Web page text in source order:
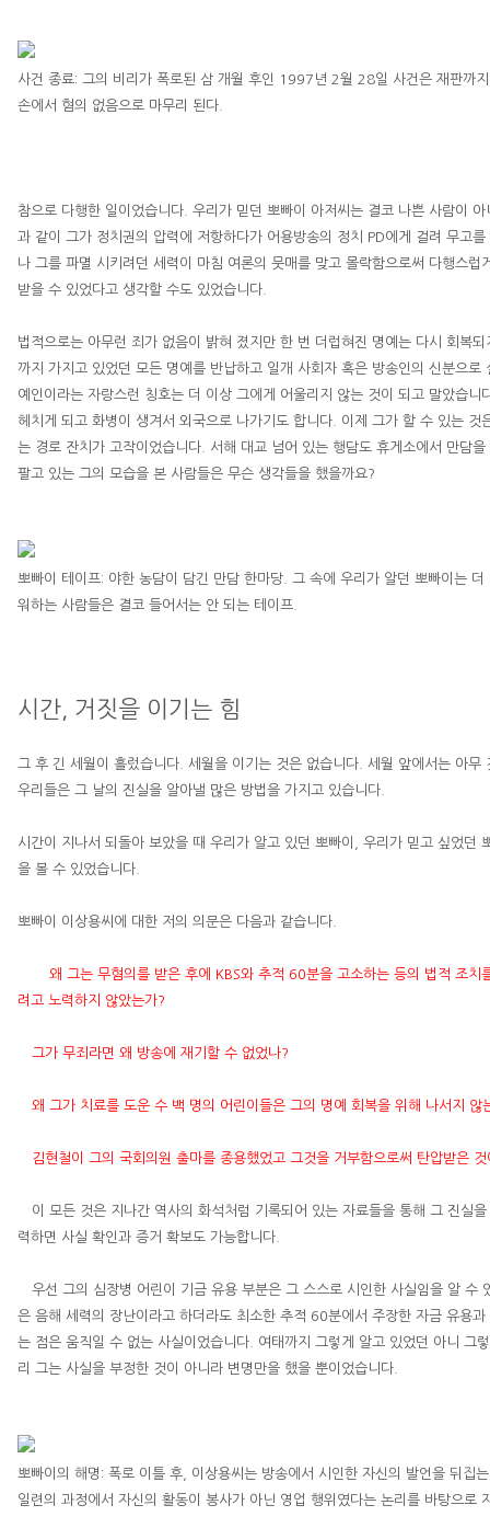
사건 종료: 그의 비리가 폭로된 삼 개월 후인 1997 년 2월 28일 사건은 재판까
손에서 혐의 없음으로 마무리 된다
참으로 다행한 일이었습니다
우리가 믿던 뽀빠이 아저씨는 결코 나쁜 사람이 아
과 같이 그가 정치권의 압력에 저항하다가 어용방송의 정치
PD에게 걸려 무고
나 그를 파멸 시키려던 세력이 마침 여론의 뭇매를 맞고 몰락함으로써 다행스럽
받을 수 있었다고 생각할 수도 있었습니다
법적으로는 아무런 죄가 없음이 밝혀 졌지만 한 번 더럽혀진 명예는 다시 회복되
까지 가지고 있었던 모든 명예를 반납하고 일개 사회자 혹은 방송인의 신분으로
예인이라는 자랑스런 칭호는 더 이상 그에게 어울리지 않는 것이 되고 말았습니
헤치게 되고 화병이 생겨서 외국으로 나가기도 합니다
이제 그가 할 수 있는 것
는 경로 잔치가 고작이었습니다
서해 대교 넘어 있는 행담도 휴게소에서 만담
팔고 있는 그의 모습을 본 사람들은 무슨 생각들을 했을까요?
뽀빠이 테이프: 야한 농담이 담긴 만담 한마당
그 속에 우리가 알던 뽀빠이는 더
워하는 사람들은 결코 들어서는 안 되는 테이프
시간 거짓을 이기는 힘
그 후 긴 세월이 흘렀습니다 세월을 이기는 것은 없습니다
세월 앞에서는 아무
우리들은 그 날의 진실을 알아낼 많은 방법을 가지고 있습니다
시간이 지나서 되돌아 보았을 때 우리가 알고 있던 뽀빠이
우리가 믿고 싶었던
을 볼 수 있었습니다
뽀빠이 이상용씨에 대한 저의 의문은 다음과 같습니다
왜 그는 무혐의를 받은 후에 KBS와 추적 60분을 고소하는 등의 법적 조치
려고 노력하지 않았는가?
그가 무죄라면 왜 방송에 재기할 수 없었나?
왜 그가 치료를 도운 수 백 명의 어린이들은 그의 명예 회복을 위해 나서지 않
김현철이 그의 국회의원 출마를 종용했었고 그것을 거부함으로써 탄압받은
이 모든 것은 지나간 역사의 화석처럼 기록되어 있는 자료들을 통해 그 진실
력하면 사실 확인과 증거 확보도 가능합니다
우선 그의 심장병 어린이 기금 유용 부분은 그 스스로 시인한 사실임을 알 수
은 음해 세력의 장난이라고 하더라도 최소한 추적 60분에서 주장한 자금 유용
는 점은 움직일 수 없는 사실이었습니다
여태까지 그렇게 알고 있었던 아니 그
리 그는 사실을 부정한 것이 아니라 변명만을 했을 뿐이었습니다
뽀빠이의 해명 : 폭로 이틀 후 이상용씨는 방송에서 시인한 자신의 발언을 뒤집
일련의 과정에서 자신의 활동이 봉사가 아닌 영업 행위였다는 논리를 바탕으로